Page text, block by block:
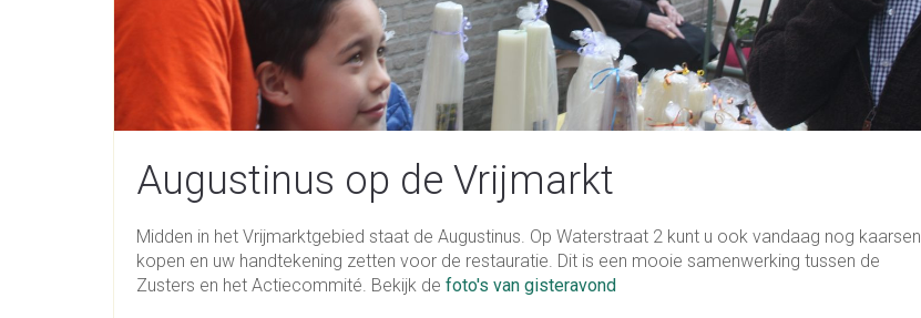
Augustinus op de Vrijmarkt
Midden in het Vrijmarktgebied staat de Augustinus. Op Waterstraat 2 kunt u ook vandaag nog kaarsen
kopen en uw handtekening zetten voor de restauratie. Dit is een mooie samenwerking tussen de
Zusters en het Actiecommité. Bekijk de foto's van gisteravond